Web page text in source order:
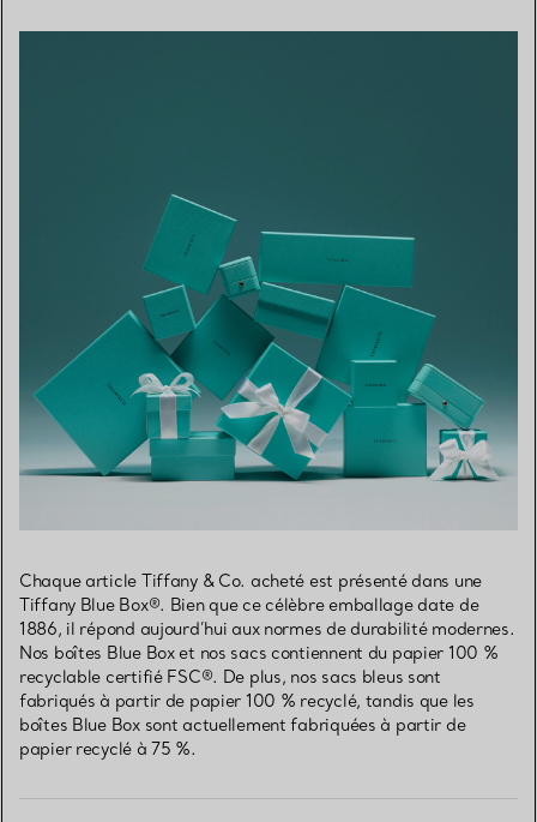
Chaque article Tiffany & Co. acheté est présenté dans une
Tiffany Blue Box®. Bien que ce célèbre emballage date de
1886, il répond aujourd’hui aux normes de durabilité modernes.
Nos boîtes Blue Box et nos sacs contiennent du papier 100 %
recyclable certifié FSC®. De plus, nos sacs bleus sont
fabriqués à partir de papier 100 % recyclé, tandis que les
boîtes Blue Box sont actuellement fabriquées à partir de
papier recyclé à 75 %.